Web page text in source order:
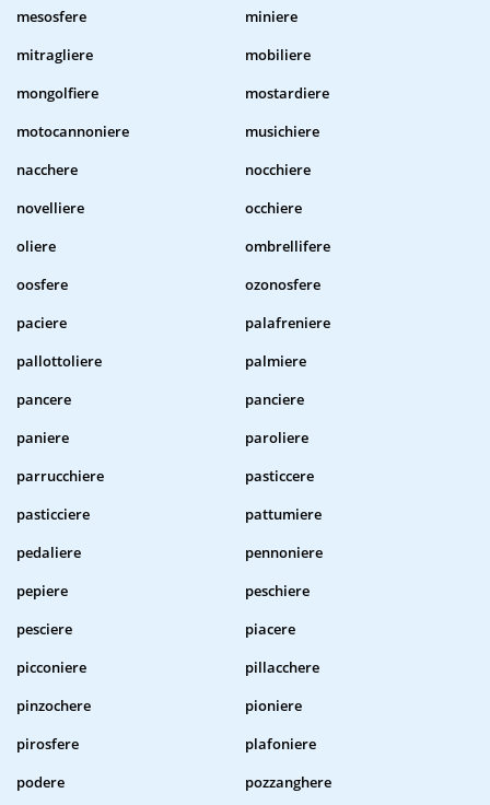
mesosfere
miniere
mitragliere
mobiliere
mongolfiere
mostardiere
motocannoniere
musichiere
nacchere
nocchiere
novelliere
occhiere
oliere
ombrellifere
oosfere
ozonosfere
paciere
palafreniere
pallottoliere
palmiere
pancere
panciere
paniere
paroliere
parrucchiere
pasticcere
pasticciere
pattumiere
pedaliere
pennoniere
pepiere
peschiere
pesciere
piacere
picconiere
pillacchere
pinzochere
pioniere
pirosfere
plafoniere
podere
pozzanghere